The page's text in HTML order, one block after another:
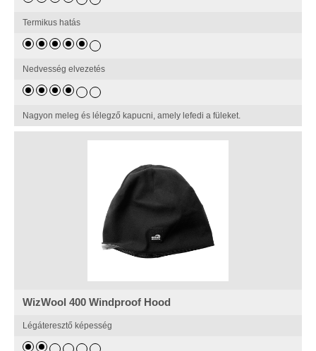
Termikus hatás
Nedvesség elvezetés
Nagyon meleg és lélegző kapucni, amely lefedi a füleket.
WizWool 400 Windproof Hood
Légáteresztő képesség